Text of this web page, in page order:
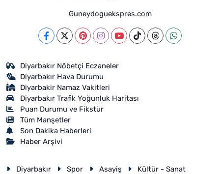
Guneydoguekspres.com
Diyarbakır Nöbetçi Eczaneler
Diyarbakır Hava Durumu
Diyarbakir Namaz Vakitleri
Diyarbakır Trafik Yoğunluk Haritası
Puan Durumu ve Fikstür
Tüm Manşetler
Son Dakika Haberleri
Haber Arşivi
Diyarbakır Spor Asayiş
Kültür - Sanat